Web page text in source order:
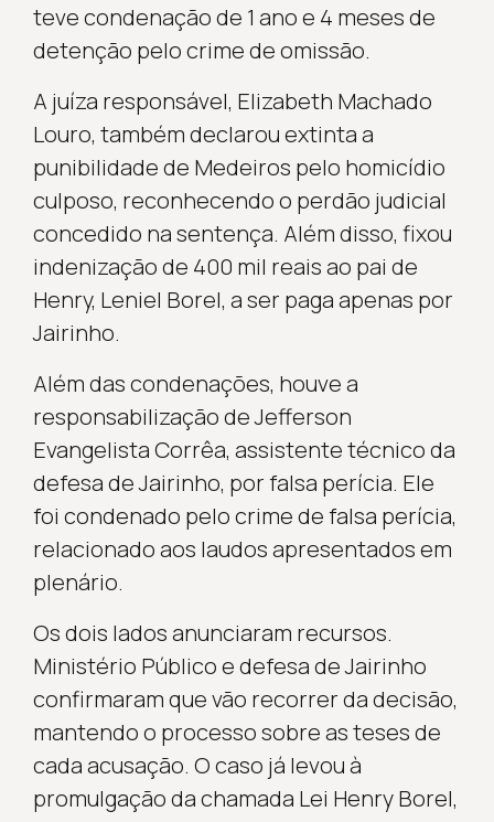
teve condenação de 1 ano e 4 meses de
detenção pelo crime de omissão.
A juíza responsável, Elizabeth Machado
Louro, também declarou extinta a
punibilidade de Medeiros pelo homicídio
culposo, reconhecendo o perdão judicial
concedido na sentença. Além disso, fixou
indenização de 400 mil reais ao pai de
Henry, Leniel Borel, a ser paga apenas por
Jairinho.
Além das condenações, houve a
responsabilização de Jefferson
Evangelista Corrêa, assistente técnico da
defesa de Jairinho, por falsa perícia. Ele
foi condenado pelo crime de falsa perícia,
relacionado aos laudos apresentados em
plenário.
Os dois lados anunciaram recursos.
Ministério Público e defesa de Jairinho
confirmaram que vão recorrer da decisão,
mantendo o processo sobre as teses de
cada acusação. O caso já levou à
promulgação da chamada Lei Henry Borel,